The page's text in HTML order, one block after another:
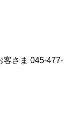
さま 045-477-